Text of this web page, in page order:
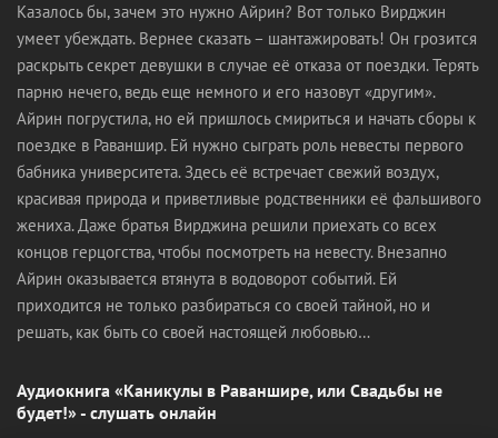
Казалось бы, зачем это нужно Айрин? Вот только Вирджин
умеет убеждать. Вернее сказать – шантажировать! Он грозится
раскрыть секрет девушки в случае её отказа от поездки. Терять
парню нечего, ведь еще немного и его назовут «другим».
Айрин погрустила, но ей пришлось смириться и начать сборы к
поездке в Раваншир. Ей нужно сыграть роль невесты первого
бабника университета. Здесь её встречает свежий воздух,
красивая природа и приветливые родственники её фальшивого
жениха. Даже братья Вирджина решили приехать со всех
концов герцогства, чтобы посмотреть на невесту. Внезапно
Айрин оказывается втянута в водоворот событий. Ей
приходится не только разбираться со своей тайной, но и
решать, как быть со своей настоящей любовью…
Аудиокнига «Каникулы в Раваншире, или Свадьбы не
будет!» - слушать онлайн